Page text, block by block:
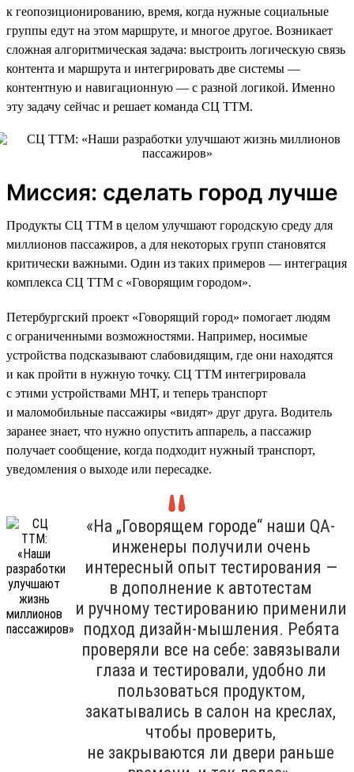
к геопозиционированию, время, когда нужные социальные
группы едут на этом маршруте, и многое другое. Возникает
сложная алгоритмическая задача: выстроить логическую связь
контента и маршрута и интегрировать две системы —
контентную и навигационную — с разной логикой. Именно
эту задачу сейчас и решает команда СЦ ТТМ.
Миссия: сделать город лучше
Продукты СЦ ТТМ в целом улучшают городскую среду для
миллионов пассажиров, а для некоторых групп становятся
критически важными. Один из таких примеров — интеграция
комплекса СЦ ТТМ с «Говорящим городом».
Петербургский проект «Говорящий город» помогает людям
с ограниченными возможностями. Например, носимые
устройства подсказывают слабовидящим, где они находятся
и как пройти в нужную точку. СЦ ТТМ интегрировала
с этими устройствами МНТ, и теперь транспорт
и маломобильные пассажиры «видят» друг друга. Водитель
заранее знает, что нужно опустить аппарель, а пассажир
получает сообщение, когда подходит нужный транспорт,
уведомления о выходе или пересадке.
«На „Говорящем городе“ наши QA-
инженеры получили очень
интересный опыт тестирования —
в дополнение к автотестам
и ручному тестированию применили
подход дизайн-мышления. Ребята
проверяли все на себе: завязывали
глаза и тестировали, удобно ли
пользоваться продуктом,
закатывались в салон на креслах,
чтобы проверить,
не закрываются ли двери раньше